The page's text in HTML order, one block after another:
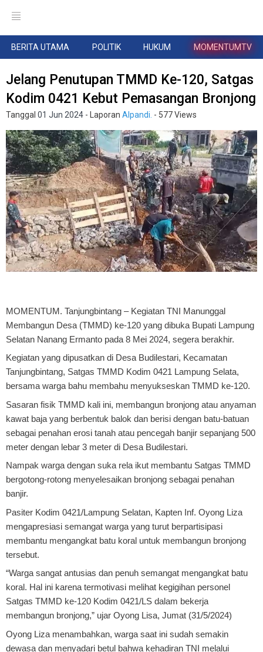
BERITA UTAMA POLITIK HUKUM MOMENTUMTV
Jelang Penutupan TMMD Ke-120, Satgas
Kodim 0421 Kebut Pemasangan Bronjong
Tanggal 01 Jun 2024 - Laporan Alpandi. - 577 Views
MOMENTUM. Tanjungbintang – Kegiatan TNI Manunggal
Membangun Desa (TMMD) ke-120 yang dibuka Bupati Lampung
Selatan Nanang Ermanto pada 8 Mei 2024, segera berakhir.
Kegiatan yang dipusatkan di Desa Budilestari, Kecamatan
Tanjungbintang, Satgas TMMD Kodim 0421 Lampung Selata,
bersama warga bahu membahu menyukseskan TMMD ke-120.
Sasaran fisik TMMD kali ini, membangun bronjong atau anyaman
kawat baja yang berbentuk balok dan berisi dengan batu-batuan
sebagai penahan erosi tanah atau pencegah banjir sepanjang 500
meter dengan lebar 3 meter di Desa Budilestari.
Nampak warga dengan suka rela ikut membantu Satgas TMMD
bergotong-rotong menyelesaikan bronjong sebagai penahan
banjir.
Pasiter Kodim 0421/Lampung Selatan, Kapten Inf. Oyong Liza
mengapresiasi semangat warga yang turut berpartisipasi
membantu mengangkat batu koral untuk membangun bronjong
tersebut.
“Warga sangat antusias dan penuh semangat mengangkat batu
koral. Hal ini karena termotivasi melihat kegigihan personel
Satgas TMMD ke-120 Kodim 0421/LS dalam bekerja
membangun bronjong,” ujar Oyong Lisa, Jumat (31/5/2024)
Oyong Liza menambahkan, warga saat ini sudah semakin
dewasa dan menyadari betul bahwa kehadiran TNI melalui